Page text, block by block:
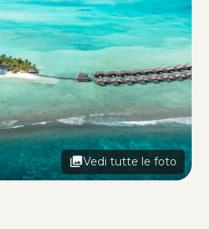
Vedi tutte le foto